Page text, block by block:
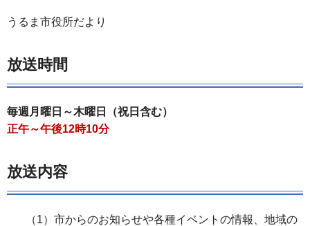
うるま市役所だより
放送時間
毎週月曜日～木曜日（祝日含む）
正午～午後12時10分
放送内容
（1）市からのお知らせや各種イベントの情報、地域の